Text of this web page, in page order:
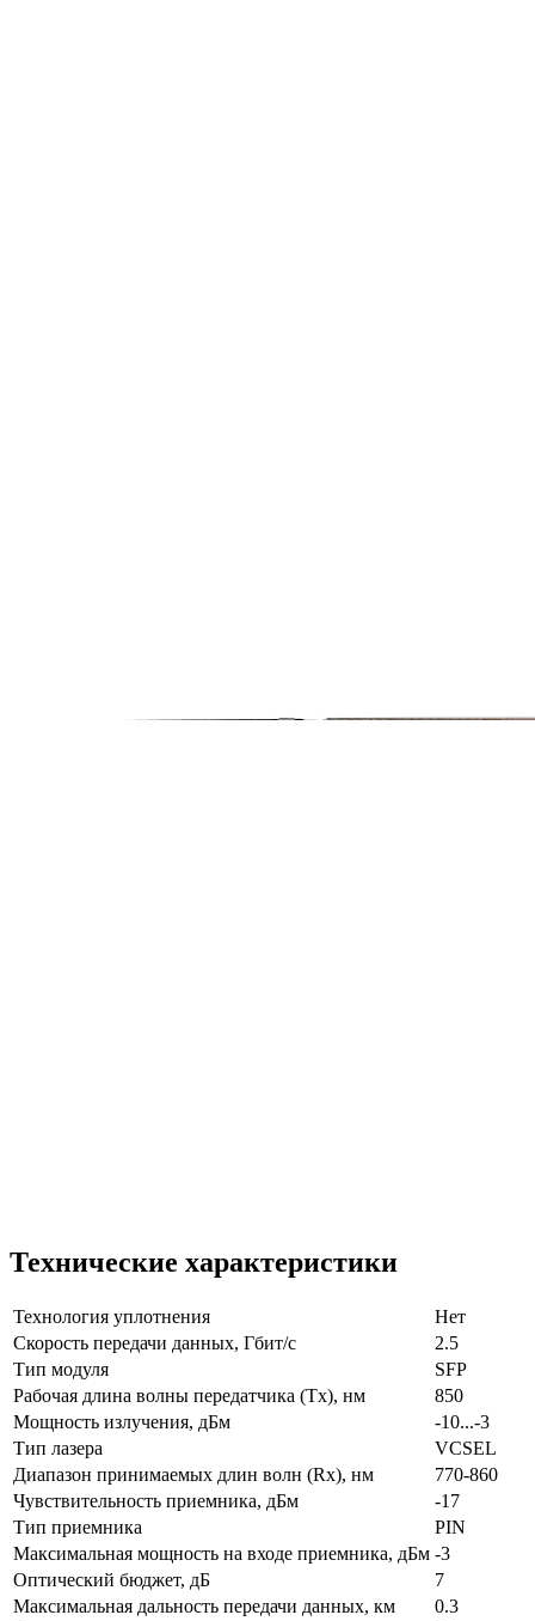
Технические характеристики
Технология уплотнения
Нет
Скорость передачи данных, Гбит/с
2.5
Тип модуля
SFP
Рабочая длина волны передатчика (Tx), нм
850
Мощность излучения, дБм
-10...-3
Тип лазера
VCSEL
Диапазон принимаемых длин волн (Rx), нм
770-860
Чувствительность приемника, дБм
-17
Тип приемника
PIN
Максимальная мощность на входе приемника, дБм -3
Оптический бюджет, дБ
7
Максимальная дальность передачи данных, км
0.3